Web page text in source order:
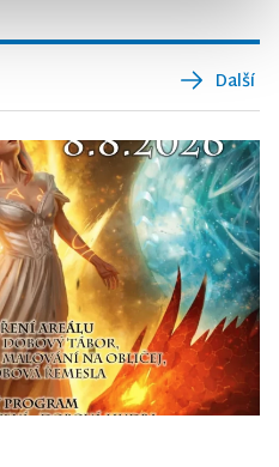
Další